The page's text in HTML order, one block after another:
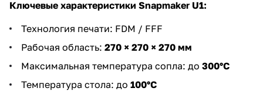
Ключевые характеристики Snapmaker U1:
Технология печати: FDM / FFF
Рабочая область: 270 × 270 × 270 мм
Максимальная температура сопла: до 300°C
Температура стола: до 100°C